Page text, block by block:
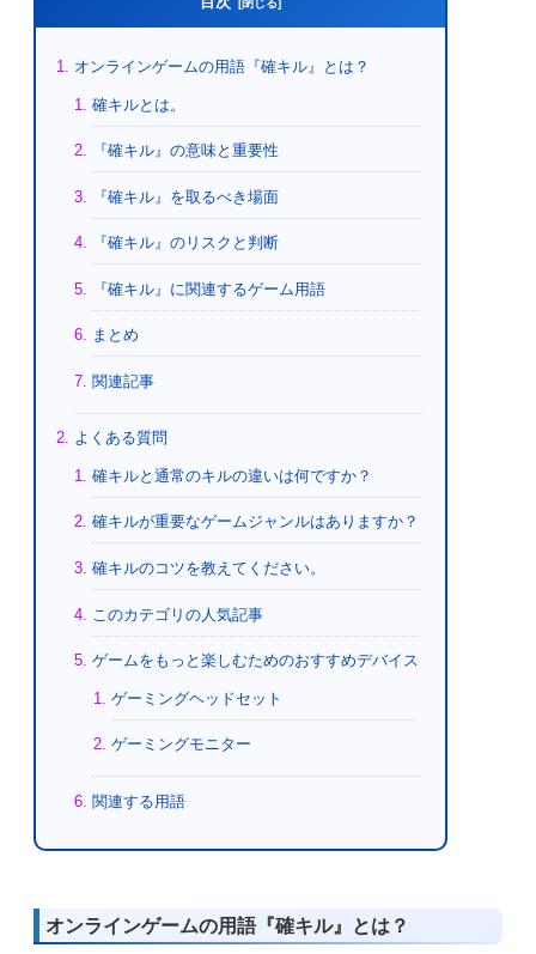
オンラインゲームの用語『確キル』とは？
確キルとは。
『確キル』の意味と重要性
『確キル』を取るべき場面
『確キル』のリスクと判断
『確キル』に関連するゲーム用語
まとめ
関連記事
よくある質問
確キルと通常のキルの違いは何ですか？
確キルが重要なゲームジャンルはありますか？
確キルのコツを教えてください。
このカテゴリの人気記事
ゲームをもっと楽しむためのおすすめデバイス
ゲーミングヘッドセット
ゲーミングモニター
関連する用語
オンラインゲームの用語『確キル』とは？